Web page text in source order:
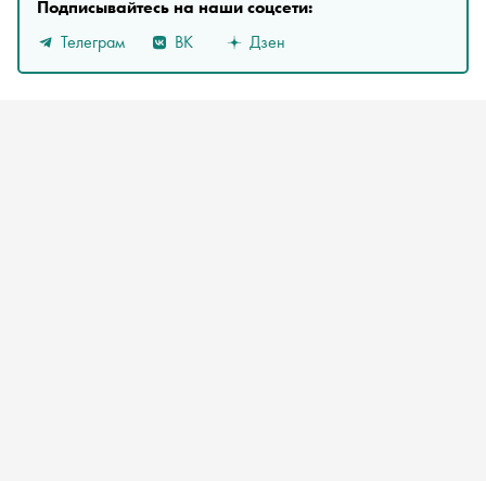
Подписывайтесь на наши соцсети:
Телеграм
ВК Дзен